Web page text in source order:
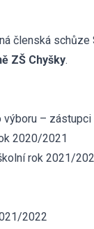
členská schůze
ZŠ Chyšky.
výboru –
2020/2021
rok 2021/
2022